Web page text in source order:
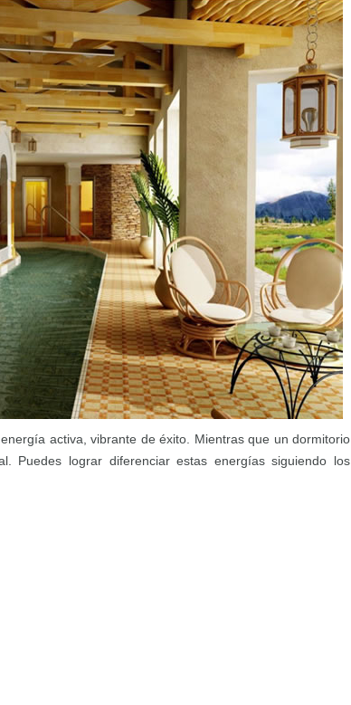
activa, vibrante de éxito. Mientras que un dormitorio
Puedes lograr diferenciar estas energías siguiendo los